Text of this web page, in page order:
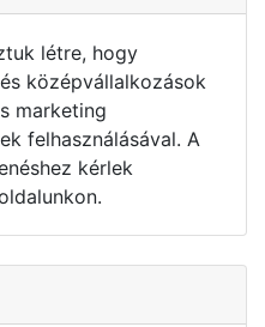
létre, hogy
középvállalkozások
marketing
felhasználásával. A
kérlek